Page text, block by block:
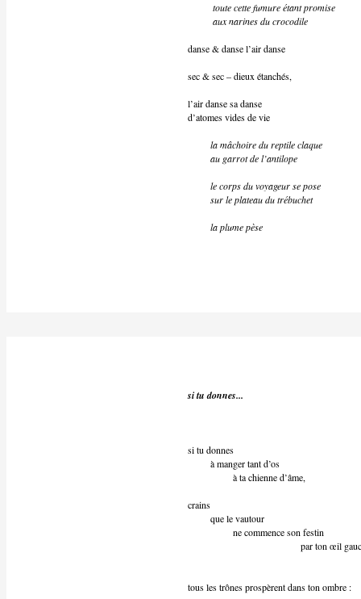
toute cette fumure étant promise
aux narines du crocodile
danse & danse l’air danse
sec & sec – dieux étanchés,
l’air danse sa danse
d’atomes vides de vie
la mâchoire du reptile claque
au garrot de l’antilope
le corps du voyageur se pose
sur le plateau du trébuchet
la plume pèse
si tu donnes...
si tu donnes
à manger tant d’os
à ta chienne d’âme,
crains
que le vautour
ne commence son festin
par ton œil
tous les trônes prospèrent dans ton ombre :